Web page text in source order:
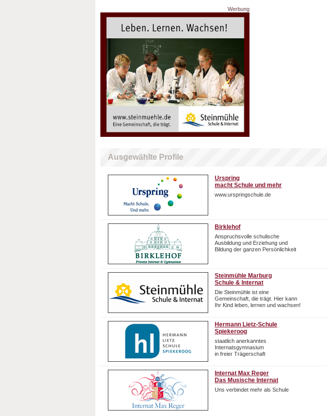
Werbung
Ausgewählte Profile
Urspring
macht Schule und mehr
www.urspringschule.de
Birklehof
Anspruchsvolle schulische
Ausbildung und Erziehung und
Bildung der ganzen Persönlichkeit
Steinmühle Marburg
Schule & Internat
Die Steinmühle ist eine
Gemeinschaft, die trägt. Hier kann
Ihr Kind leben, lernen und wachsen!
Hermann Lietz-Schule
Spiekeroog
staatlich anerkanntes
Internatsgymnasium
in freier Trägerschaft
Internat Max Reger
Das Musische Internat
Uns verbindet mehr als Schule